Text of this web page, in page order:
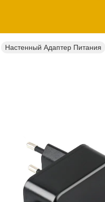
Настенный Адаптер Питания